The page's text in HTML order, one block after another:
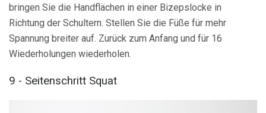
bringen Sie die Handflächen in einer Bizepslocke in
Richtung der Schultern. Stellen Sie die Füße für mehr
Spannung breiter auf. Zurück zum Anfang und für 16
Wiederholungen wiederholen.
9 - Seitenschritt Squat